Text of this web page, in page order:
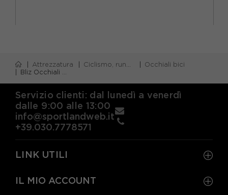
Attrezzatura Ciclismo, running e piscina
Occhiali bici
Bliz Occhiali Matrix Trasp Dk Grigio Brow Rosso Multi
Servizio clienti: dal lunedì a venerdì
dalle 9:00 alle 13:00
info@sportlandweb.it
+39.030.7778571
LINK UTILI
IL MIO ACCOUNT